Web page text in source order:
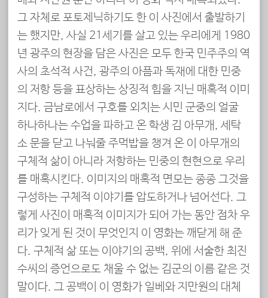
그 자체로 포토제닉하기도 한 이 사진에서 출발하기
는 했지만, 사실 21세기를 살고 있는 우리에게 1980
년 광주의 현장을 담은 사진은 모두 한국 민주주의 역
사의 초석적 사건, 광주의 아픔과 독재에 대한 민중
의 저항 등을 표상하는 상징적 힘을 지닌 매혹적 이미
지다. 금남로에서 구호를 외치는 시민 군중의 얼굴
하나하나는 수업을 파하고 온 학생 김 아무개, 세탁
소 문을 닫고 나눠줄 주먹밥을 챙겨 온 이 아무개의
구체적 삶이 아니라 저항하는 민중의 현현으로 우리
를 매혹시킨다. 이미지의 매혹적 면모는 종종 그것을
구성하는 구체적 이야기를 압도하거나 넘어선다. 그
렇게 사진이 매혹적 이미지가 되어 가는 동안 점차 우
리가 잊게 된 것이 무엇인지 이 영화는 깨닫게 해 준
다. 구체적 삶 또는 이야기의 공백, 위에 서술한 최진
수씨의 증언으로도 채울 수 없는 김군의 이름 같은 것
말이다. 그 공백이 이 영화가 일베와 지만원의 대체